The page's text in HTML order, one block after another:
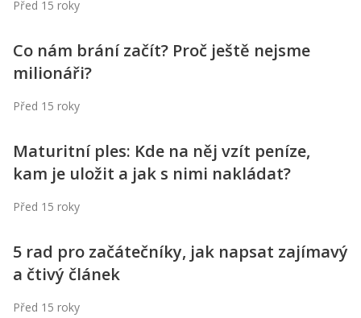
Před 15 roky
Co nám brání začít? Proč ještě nejsme
milionáři?
Před 15 roky
Maturitní ples: Kde na něj vzít peníze,
kam je uložit a jak s nimi nakládat?
Před 15 roky
5 rad pro začátečníky, jak napsat zajímavý
a čtivý článek
Před 15 roky